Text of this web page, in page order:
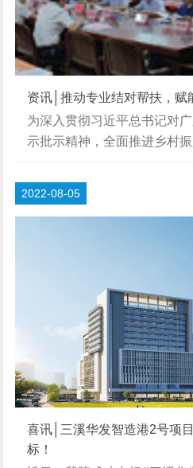
资讯│推动专业结对帮扶，赋
为深入贯彻习近平总书记对
示批示精神，全面推进乡村
日，珠海市对口茂名市电白
在岭门镇人民政府三楼会议
位，岭门镇领导班子及驻镇
议。李巨民副院长代表我院
名市电白区岭门镇乡村振兴
委副...
2022-08-05
喜讯│三溪华发智造港2号项
标！